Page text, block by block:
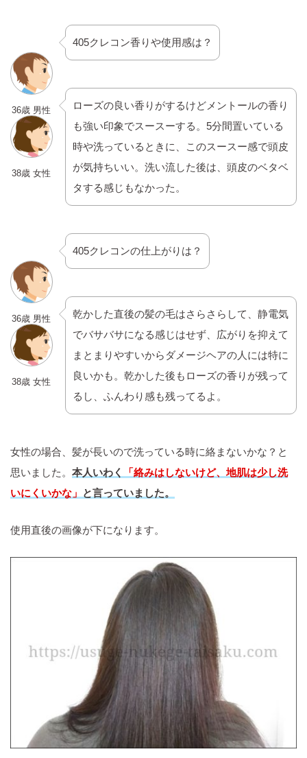
36歳 男性
405クレコン香りや使用感は？
38歳 女性
ローズの良い香りがするけどメントールの香り
も強い印象でスースーする。5分間置いている
時や洗っているときに、このスースー感で頭皮
が気持ちいい。洗い流した後は、頭皮のベタベ
タする感じもなかった。
36歳 男性
405クレコンの仕上がりは？
38歳 女性
乾かした直後の髪の毛はさらさらして、静電気
でバサバサになる感じはせず、広がりを抑えて
まとまりやすいからダメージヘアの人には特に
良いかも。乾かした後もローズの香りが残って
るし、ふんわり感も残ってるよ。
女性の場合、髪が長いので洗っている時に絡まないかな？と
思いました。 本人いわく
「絡みはしないけど、地肌は少し洗
いにくいかな」 と言っていました。
使用直後の画像が下になります。